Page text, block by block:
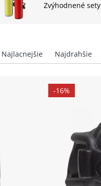
Zvýhodnené sety
-16%